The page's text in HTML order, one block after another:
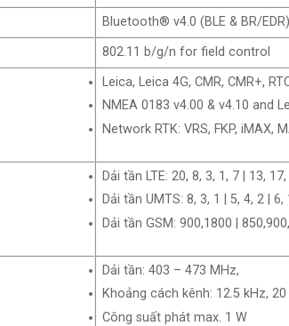
Bluetooth® v4.0 (BLE & BR/
802.11 b/g/n for field control
Leica, Leica 4G, CMR, CMR+,
NMEA 0183 v4.00 & v4.10 and
Network RTK: VRS, FKP, iMAX,
Dải tần LTE: 20, 8, 3, 1, 7 | 13,
Dải tần UMTS: 8, 3, 1 | 5, 4, 2 | 6,
Dải tần GSM: 900,1800 |
Dải tần: 403 – 473 MHz,
Khoảng cách kênh: 12.5 kHz,
Công suất phát max. 1 W